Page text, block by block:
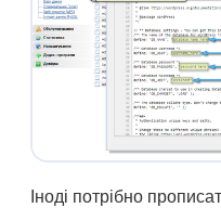
Іноді потрібно